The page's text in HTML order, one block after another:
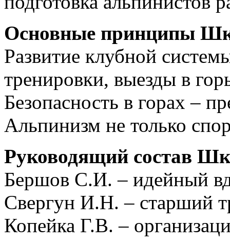
Основные принципы
Развитие клубной
тренировки, выезды в
Безопасность в горах –
Альпинизм не только
Руководящий состав
Бершов С.И. – идейный
Свергун И.Н. – старший
Копейка Г.В. –